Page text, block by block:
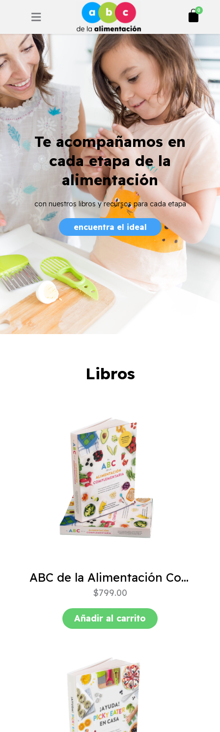
0
Cart
Te acompañamos en
cada etapa de la
alimentación
con nuestros libros y recursos para cada etapa
encuentra el ideal
Libros
ABC de la Alimentación Complementaria 4ta edición
$799.00
Añadir al carrito